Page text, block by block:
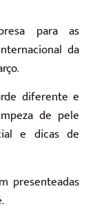
para as
da
diferente e
de pele
e dicas de
presenteadas